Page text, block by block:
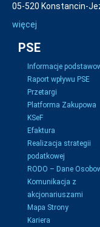
05-520 Konstancin-
więcej
PSE
Informacje
Raport wpływu PSE
Przetargi
Platforma Zakupowa
KSeF
Efaktura
Realizacja strategii
podatkowej
RODO – Dane
Komunikacja z
akcjonariuszami
Mapa Strony
Kariera